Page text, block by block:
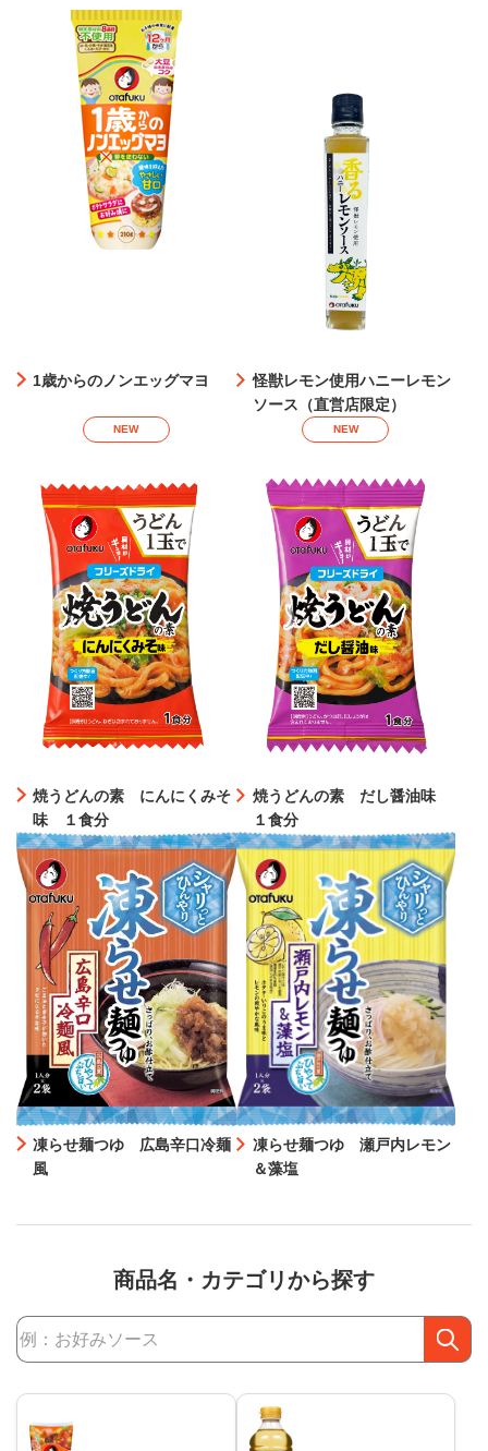
1歳からのノンエッグマヨ
怪獣レモン使用ハニーレモン
ソース（直営店限定）
NEW
焼うどんの素 にんにくみそ
味 １食分
NEW
焼うどんの素 だし醤油味
１食分
凍らせ麺つゆ 広島辛口冷麺
風
凍らせ麺つゆ 瀬戸内レモン
＆藻塩
商品名・カテゴリから探す